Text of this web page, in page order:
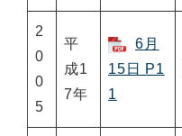
2
0
0
5
平
成1
7年
6月
15日 P1
1